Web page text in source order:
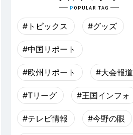
#トピックス #グッズ
#中国リポート
#欧州リポート #大会報道
#Tリーグ #王国インフォ
#テレビ情報 #今野の眼